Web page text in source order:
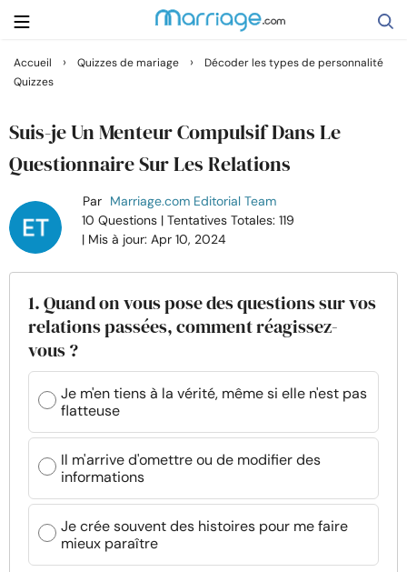
Rechercher
Se marier
Relations
Famille
Aide
Cours
Ressources
Communauté
Trouver un thérapeute
Accueil › Quizzes de mariage ›
Décoder les types de personnalité
Quizzes
Suis-je Un Menteur Compulsif Dans Le
Questionnaire Sur Les Relations
Par Marriage.com Editorial Team
10 Questions | Tentatives Totales: 119
| Mis à jour: Apr 10, 2024
1. Quand on vous pose des questions sur vos
relations passées, comment réagissez-
vous ?
Je m'en tiens à la vérité, même si elle n'est pas
flatteuse
Il m'arrive d'omettre ou de modifier des
informations
Je crée souvent des histoires pour me faire
mieux paraître